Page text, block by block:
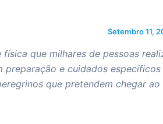
Setembro 11,
que milhares de pessoas
e cuidados
que pretendem chegar